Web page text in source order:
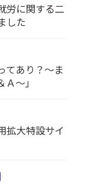
労に関する二
した
てあり？～ま
～」
拡大特設サイ